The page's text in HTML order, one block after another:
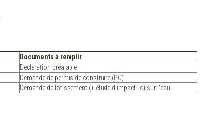
Documents à remplir
Déclaration préalable
Demande de permis de construire (PC)
Demande de lotissement (+ étude d'impact Loi sur l'eau